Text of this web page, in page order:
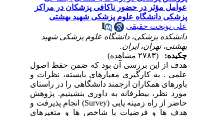
عوامل مؤثر در حضور ناکافی پزشکان در مراکز
پزشکی دانشگاه علوم پزشکی شهید بهشتی
علی نوبخت حقیقی
دانشکده پزشکی، دانشگاه علوم پزشکی شهید
بهشتی، تهران، ایران.
چکیده:
هدف از این بررسی آن بود که ضمن حفظ اصول
علمی . به کارگیری معیارهای بایسته، نظرات و
باورهای همکاران ارجمند دانشگاهی را در راستای
مورد نظر، بی­طرفانه به داوری بنشینیم. پژوهش
حاضر از راه زمینه ­یایی (Survey) انجام پذیرفت و
هدف­ ها و فرضیات با شاخص ­ها و متغیرهای